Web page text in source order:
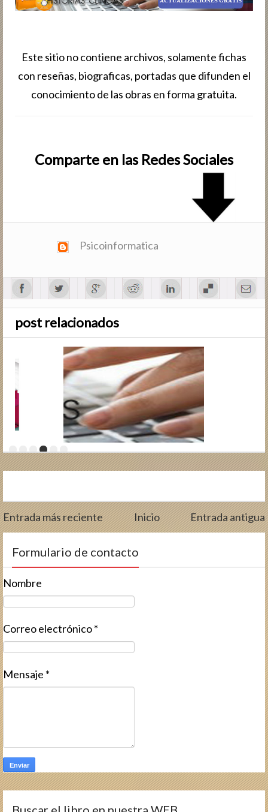
Este sitio no contiene archivos, solamente fichas
con reseñas, biografic­as, portadas que difunden el
conocimiento de las obras en forma gratuita.
Comparte en las Redes Sociales
Psicoinformatica
post relacionados
Entrada más reciente Inicio Entrada antigua
Formulario de contacto
Nombre
Correo electrónico*
Mensaje *